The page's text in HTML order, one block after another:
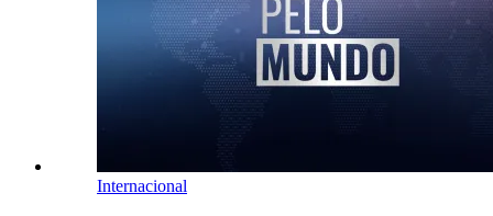
Internacional